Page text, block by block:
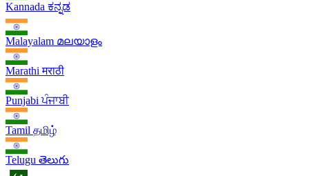
Kannada ಕನ್ನಡ
Malayalam മലയാളം
Marathi मराठी
Punjabi ਪੰਜਾਬੀ
Tamil தமிழ்
Telugu తెలుగు